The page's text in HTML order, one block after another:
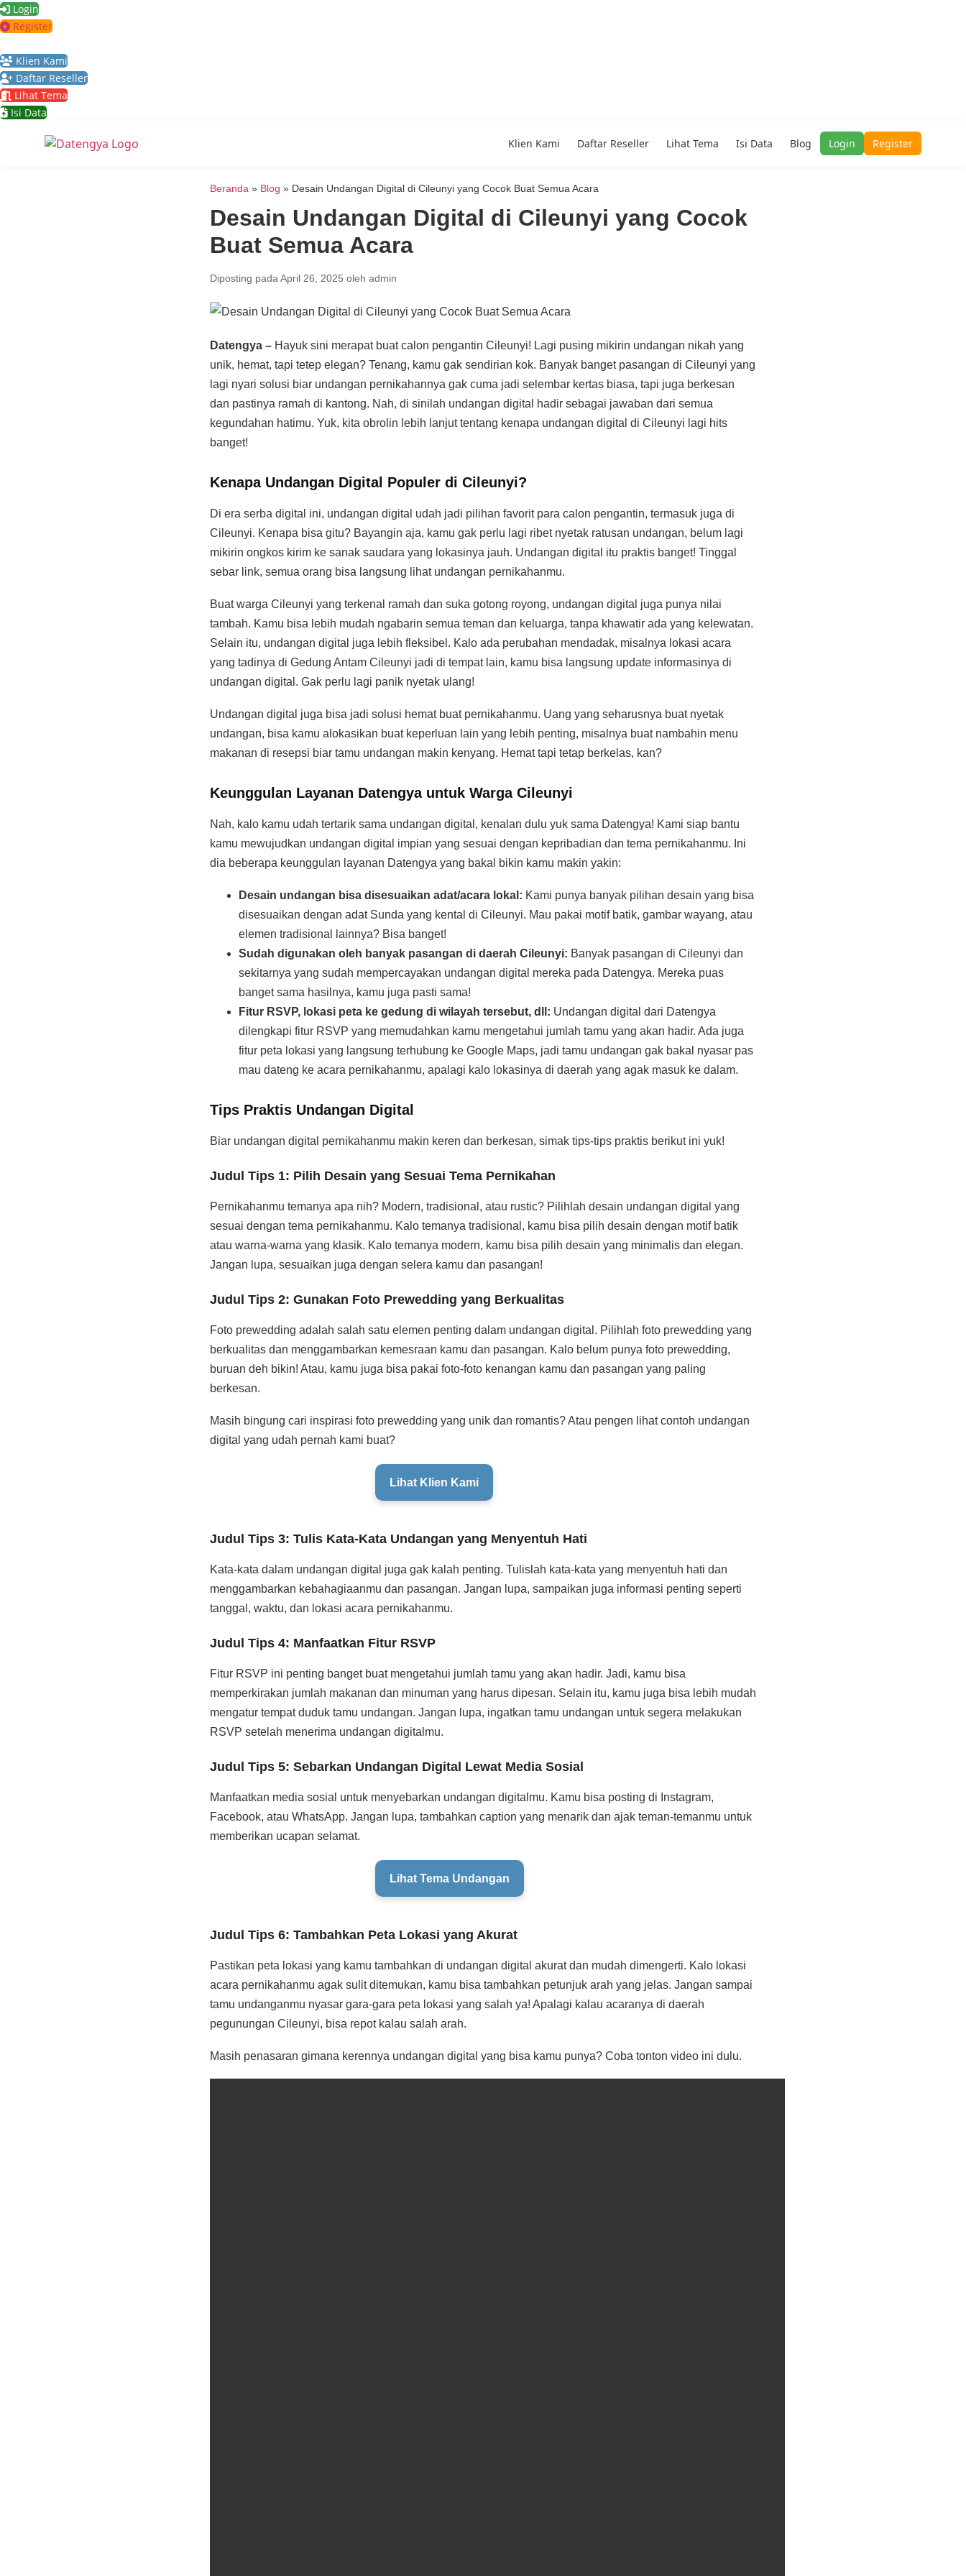
Lewati
ke
Login
Register
Klien Kami
Daftar Reseller
Lihat Tema
Isi Data
Klien Kami Daftar Reseller Lihat Tema Isi Data Blog Login Register
Beranda » Blog » Desain Undangan Digital di Cileunyi yang Cocok Buat Semua Acara
Desain Undangan Digital di Cileunyi yang Cocok
Buat Semua Acara
Diposting pada April 26, 2025 oleh admin
Datengya – Hayuk sini merapat buat calon pengantin Cileunyi! Lagi pusing mikirin undangan nikah yang
unik, hemat, tapi tetep elegan? Tenang, kamu gak sendirian kok. Banyak banget pasangan di Cileunyi yang
lagi nyari solusi biar undangan pernikahannya gak cuma jadi selembar kertas biasa, tapi juga berkesan
dan pastinya ramah di kantong. Nah, di sinilah undangan digital hadir sebagai jawaban dari semua
kegundahan hatimu. Yuk, kita obrolin lebih lanjut tentang kenapa undangan digital di Cileunyi lagi hits
banget!
Kenapa Undangan Digital Populer di Cileunyi?
Di era serba digital ini, undangan digital udah jadi pilihan favorit para calon pengantin, termasuk juga di
Cileunyi. Kenapa bisa gitu? Bayangin aja, kamu gak perlu lagi ribet nyetak ratusan undangan, belum lagi
mikirin ongkos kirim ke sanak saudara yang lokasinya jauh. Undangan digital itu praktis banget! Tinggal
sebar link, semua orang bisa langsung lihat undangan pernikahanmu.
Buat warga Cileunyi yang terkenal ramah dan suka gotong royong, undangan digital juga punya nilai
tambah. Kamu bisa lebih mudah ngabarin semua teman dan keluarga, tanpa khawatir ada yang kelewatan.
Selain itu, undangan digital juga lebih fleksibel. Kalo ada perubahan mendadak, misalnya lokasi acara
yang tadinya di Gedung Antam Cileunyi jadi di tempat lain, kamu bisa langsung update informasinya di
undangan digital. Gak perlu lagi panik nyetak ulang!
Undangan digital juga bisa jadi solusi hemat buat pernikahanmu. Uang yang seharusnya buat nyetak
undangan, bisa kamu alokasikan buat keperluan lain yang lebih penting, misalnya buat nambahin menu
makanan di resepsi biar tamu undangan makin kenyang. Hemat tapi tetap berkelas, kan?
Keunggulan Layanan Datengya untuk Warga Cileunyi
Nah, kalo kamu udah tertarik sama undangan digital, kenalan dulu yuk sama Datengya! Kami siap bantu
kamu mewujudkan undangan digital impian yang sesuai dengan kepribadian dan tema pernikahanmu. Ini
dia beberapa keunggulan layanan Datengya yang bakal bikin kamu makin yakin:
Desain undangan bisa disesuaikan adat/acara lokal: Kami punya banyak pilihan desain yang bisa
disesuaikan dengan adat Sunda yang kental di Cileunyi. Mau pakai motif batik, gambar wayang, atau
elemen tradisional lainnya? Bisa banget!
Sudah digunakan oleh banyak pasangan di daerah Cileunyi: Banyak pasangan di Cileunyi dan
sekitarnya yang sudah mempercayakan undangan digital mereka pada Datengya. Mereka puas
banget sama hasilnya, kamu juga pasti sama!
Fitur RSVP, lokasi peta ke gedung di wilayah tersebut, dll: Undangan digital dari Datengya
dilengkapi fitur RSVP yang memudahkan kamu mengetahui jumlah tamu yang akan hadir. Ada juga
fitur peta lokasi yang langsung terhubung ke Google Maps, jadi tamu undangan gak bakal nyasar pas
mau dateng ke acara pernikahanmu, apalagi kalo lokasinya di daerah yang agak masuk ke dalam.
Tips Praktis Undangan Digital
Biar undangan digital pernikahanmu makin keren dan berkesan, simak tips-tips praktis berikut ini yuk!
Judul Tips 1: Pilih Desain yang Sesuai Tema Pernikahan
Pernikahanmu temanya apa nih? Modern, tradisional, atau rustic? Pilihlah desain undangan digital yang
sesuai dengan tema pernikahanmu. Kalo temanya tradisional, kamu bisa pilih desain dengan motif batik
atau warna-warna yang klasik. Kalo temanya modern, kamu bisa pilih desain yang minimalis dan elegan.
Jangan lupa, sesuaikan juga dengan selera kamu dan pasangan!
Judul Tips 2: Gunakan Foto Prewedding yang Berkualitas
Foto prewedding adalah salah satu elemen penting dalam undangan digital. Pilihlah foto prewedding yang
berkualitas dan menggambarkan kemesraan kamu dan pasangan. Kalo belum punya foto prewedding,
buruan deh bikin! Atau, kamu juga bisa pakai foto-foto kenangan kamu dan pasangan yang paling
berkesan.
Masih bingung cari inspirasi foto prewedding yang unik dan romantis? Atau pengen lihat contoh undangan
digital yang udah pernah kami buat?
Lihat Klien Kami
Judul Tips 3: Tulis Kata-Kata Undangan yang Menyentuh Hati
Kata-kata dalam undangan digital juga gak kalah penting. Tulislah kata-kata yang menyentuh hati dan
menggambarkan kebahagiaanmu dan pasangan. Jangan lupa, sampaikan juga informasi penting seperti
tanggal, waktu, dan lokasi acara pernikahanmu.
Judul Tips 4: Manfaatkan Fitur RSVP
Fitur RSVP ini penting banget buat mengetahui jumlah tamu yang akan hadir. Jadi, kamu bisa
memperkirakan jumlah makanan dan minuman yang harus dipesan. Selain itu, kamu juga bisa lebih mudah
mengatur tempat duduk tamu undangan. Jangan lupa, ingatkan tamu undangan untuk segera melakukan
RSVP setelah menerima undangan digitalmu.
Judul Tips 5: Sebarkan Undangan Digital Lewat Media Sosial
Manfaatkan media sosial untuk menyebarkan undangan digitalmu. Kamu bisa posting di Instagram,
Facebook, atau WhatsApp. Jangan lupa, tambahkan caption yang menarik dan ajak teman-temanmu untuk
memberikan ucapan selamat.
Lihat Tema Undangan
Judul Tips 6: Tambahkan Peta Lokasi yang Akurat
Pastikan peta lokasi yang kamu tambahkan di undangan digital akurat dan mudah dimengerti. Kalo lokasi
acara pernikahanmu agak sulit ditemukan, kamu bisa tambahkan petunjuk arah yang jelas. Jangan sampai
tamu undanganmu nyasar gara-gara peta lokasi yang salah ya! Apalagi kalau acaranya di daerah
pegunungan Cileunyi, bisa repot kalau salah arah.
Masih penasaran gimana kerennya undangan digital yang bisa kamu punya? Coba tonton video ini dulu.